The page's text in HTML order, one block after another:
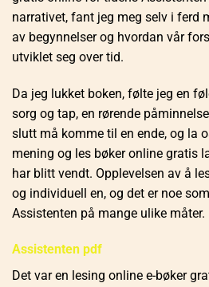
narrativet, fant jeg meg selv i ferd
av begynnelser og hvordan vår
utviklet seg over tid.
Da jeg lukket boken, følte jeg en
sorg og tap, en rørende
slutt må komme til en ende, og la
mening og les bøker online gratis
har blitt vendt. Opplevelsen av å
og individuell en, og det er noe
Assistenten på mange ulike måter.
Assistenten pdf
Det var en lesing online e-bøker